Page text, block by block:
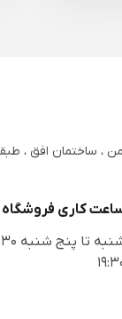
، ساختمان افق ،
کاری فروشگاه